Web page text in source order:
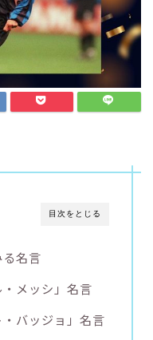
目次をとじる
名言
メッシ」名言
バッジョ」名言